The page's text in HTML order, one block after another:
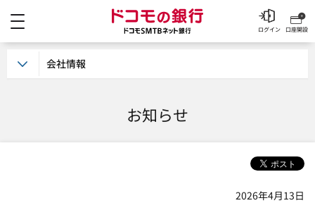
ドコモの銀行 ドコモ
口座開設
ログイン
お知らせ
2026年4月13日
会社情報